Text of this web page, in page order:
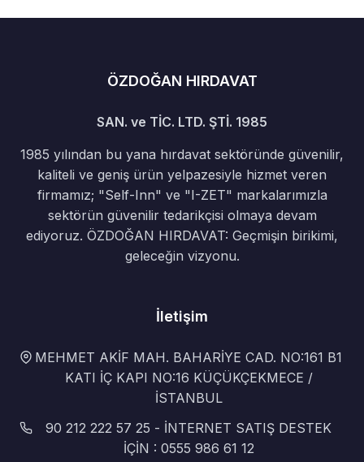
ÖZDOĞAN HIRDAVAT
SAN. ve TİC. LTD. ŞTİ. 1985
1985 yılından bu yana hırdavat sektöründe güvenilir,
kaliteli ve geniş ürün yelpazesiyle hizmet veren
firmamız; "Self-Inn" ve "I-ZET" markalarımızla
sektörün güvenilir tedarikçisi olmaya devam
ediyoruz. ÖZDOĞAN HIRDAVAT: Geçmişin birikimi,
geleceğin vizyonu.
İletişim
MEHMET AKİF MAH. BAHARİYE CAD. NO:161 B1
KATI İÇ KAPI NO:16 KÜÇÜKÇEKMECE /
İSTANBUL
90 212 222 57 25 - İNTERNET SATIŞ DESTEK
İÇİN : 0555 986 61 12